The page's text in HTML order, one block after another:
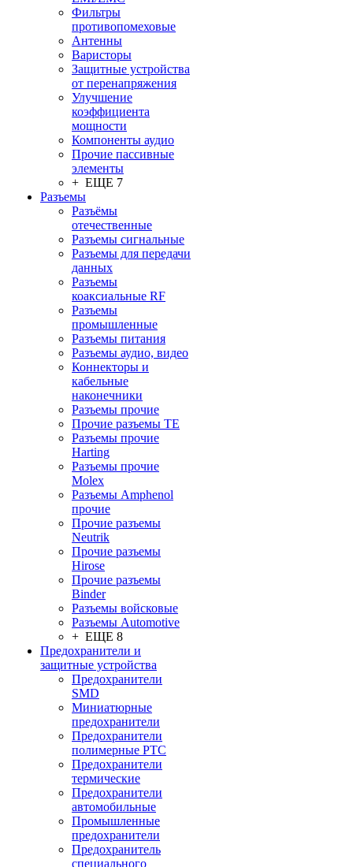
Фильтры
противопомеховые
Антенны
Варисторы
Защитные устройства
от перенапряжения
Улучшение
коэффициента
мощности
Компоненты аудио
Прочие пассивные
элементы
+ ЕЩЕ 7
Разъeмы
Разъёмы
отечественные
Разъeмы сигнальные
Разъeмы для передачи
данных
Разъeмы
коаксиальные RF
Разъeмы
промышленные
Разъeмы питания
Разъeмы аудио, видео
Коннекторы и
кабельные
наконечники
Разъeмы прочие
Прочие разъемы TE
Разъемы прочие
Harting
Разъемы прочие
Molex
Разъемы Amphenol
прочие
Прочие разъемы
Neutrik
Прочие разъемы
Hirose
Прочие разъемы
Binder
Разъемы войсковые
Разъeмы Automotive
+ ЕЩЕ 8
Предохранители и
защитные устройства
Предохранители
SMD
Миниатюрные
предохранители
Предохранители
полимерные PTC
Предохранители
термические
Предохранители
автомобильные
Промышленные
предохранители
Предохранитель
специального